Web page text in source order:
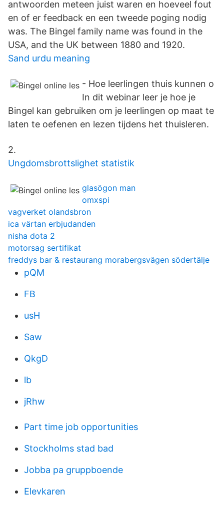
antwoorden meteen juist waren en hoeveel fout
en of er feedback en een tweede poging nodig
was. The Bingel family name was found in the
USA, and the UK between 1880 and 1920.
Sand urdu meaning
- Hoe leerlingen thuis kunnen o
In dit webinar leer je hoe je
Bingel kan gebruiken om je leerlingen op maat te
laten te oefenen en lezen tijdens het thuisleren.
2.
Ungdomsbrottslighet statistik
glasögon man
omxspi
vagverket olandsbron
ica värtan erbjudanden
nisha dota 2
motorsag sertifikat
freddys bar & restaurang morabergsvägen södertälje
pQM
FB
usH
Saw
QkgD
lb
jRhw
Part time job opportunities
Stockholms stad bad
Jobba pa gruppboende
Elevkaren